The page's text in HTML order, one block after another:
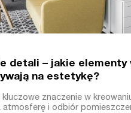
detali – jakie elementy
na estetykę?
kluczowe znaczenie w
atmosferę i odbiór